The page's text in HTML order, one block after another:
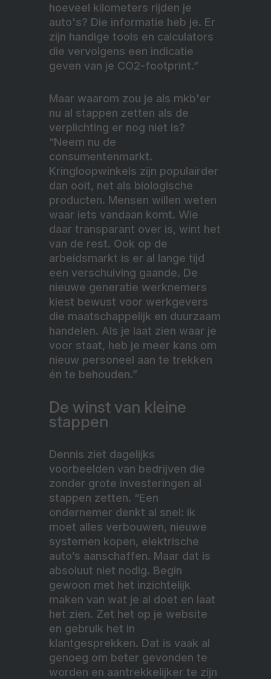
hoeveel kilometers rijden je
auto's? Die informatie heb je. Er
zijn handige tools en calculators
die vervolgens een indicatie
geven van je CO2-footprint.”
Maar waarom zou je als mkb'er
nu al stappen zetten als de
verplichting er nog niet is?
“Neem nu de
consumentenmarkt.
Kringloopwinkels zijn populairder
dan ooit, net als biologische
producten. Mensen willen weten
waar iets vandaan komt. Wie
daar transparant over is, wint het
van de rest. Ook op de
arbeidsmarkt is er al lange tijd
een verschuiving gaande. De
nieuwe generatie werknemers
kiest bewust voor werkgevers
die maatschappelijk en duurzaam
handelen. Als je laat zien waar je
voor staat, heb je meer kans om
nieuw personeel aan te trekken
én te behouden.”
De winst van kleine
stappen
Dennis ziet dagelijks
voorbeelden van bedrijven die
zonder grote investeringen al
stappen zetten. “Een
ondernemer denkt al snel: ik
moet alles verbouwen, nieuwe
systemen kopen, elektrische
auto’s aanschaffen. Maar dat is
absoluut niet nodig. Begin
gewoon met het inzichtelijk
maken van wat je al doet en laat
het zien. Zet het op je website
en gebruik het in
klantgesprekken. Dat is vaak al
genoeg om beter gevonden te
worden en aantrekkelijker te zijn